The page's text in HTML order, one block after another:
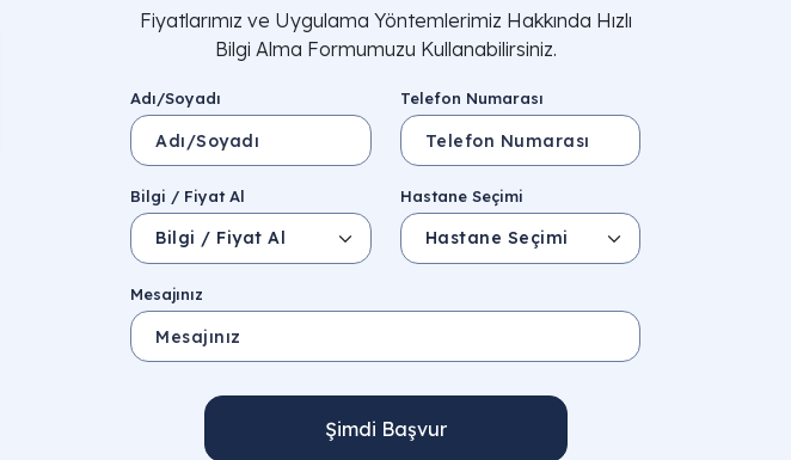
Fiyatlarımız ve Uygulama Yöntemlerimiz Hakkında Hızlı
Bilgi Alma Formumuzu Kullanabilirsiniz.
Adı/Soyadı Telefon Numarası
Bilgi / Fiyat Al Hastane Seçimi
Mesajınız
Şimdi Başvur